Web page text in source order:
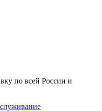
по всей России и